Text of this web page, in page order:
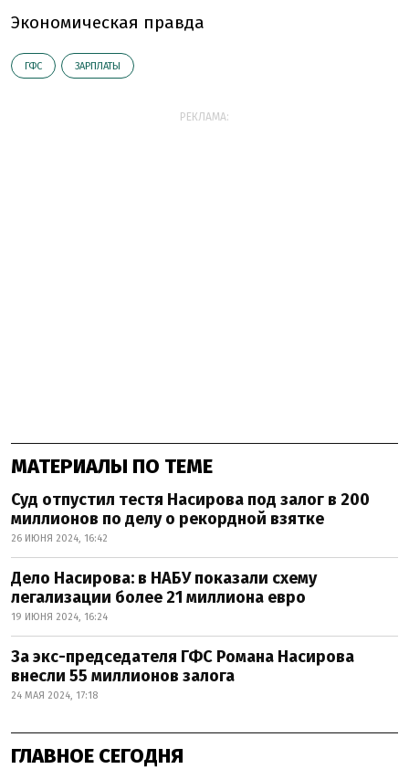
Экономическая правда
ГФС ЗАРПЛАТЫ
РЕКЛАМА:
МАТЕРИАЛЫ ПО ТЕМЕ
Суд отпустил тестя Насирова под залог в 200
миллионов по делу о рекордной взятке
26 ИЮНЯ 2024, 16:42
Дело Насирова: в НАБУ показали схему
легализации более 21 миллиона евро
19 ИЮНЯ 2024, 16:24
За экс-председателя ГФС Романа Насирова
внесли 55 миллионов залога
24 МАЯ 2024, 17:18
ГЛАВНОЕ СЕГОДНЯ